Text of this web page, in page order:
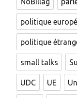
politique
politique
small talks
UDC UE